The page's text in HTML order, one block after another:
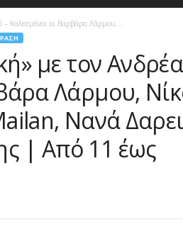
Καλεσμένοι οι Βαρβάρα Λάρμου,...
με τον
Λάρμου,
Νανά
| Aπό 11 έως